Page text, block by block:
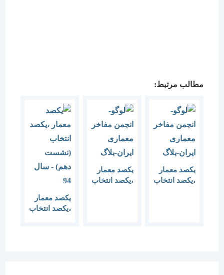
مطالب مرتبط:
یکصد معمار
،یکصد انتخاب
یکصد معمار
،یکصد انتخاب
یکصد معمار
،یکصد انتخاب